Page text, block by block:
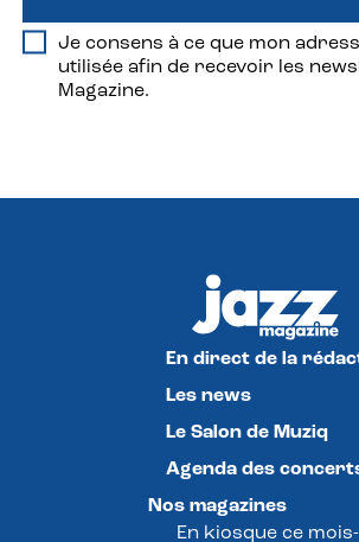
Je consens à ce que mon
utilisée afin de recevoir les
Magazine.
En direct de la
Les news
Le Salon de Muziq
Agenda des
Nos magazines
En kiosque ce